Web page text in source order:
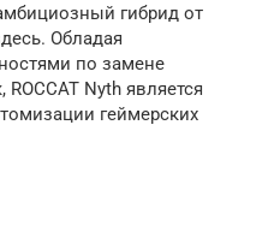
гибрид от
Обладая
по замене
Nyth является
геймерских